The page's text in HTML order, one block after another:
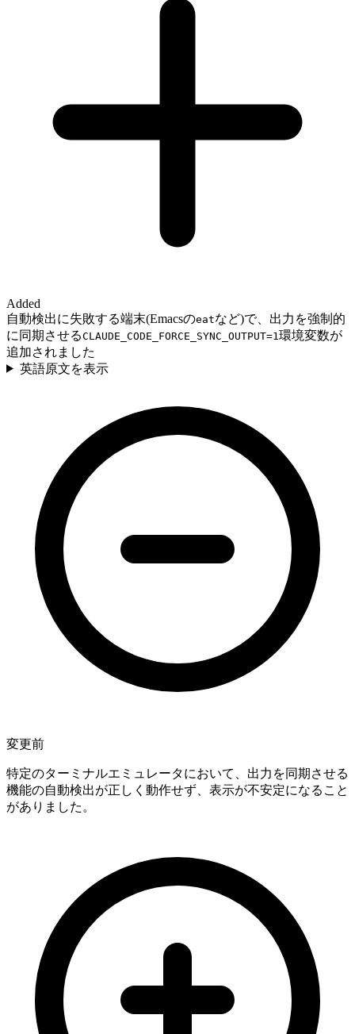
Added
自動検出に失敗する端末(Emacsのeatなど)で、出力を強制的
に同期させるCLAUDE_CODE_FORCE_SYNC_OUTPUT=1 環境変数が
追加されました
英語原文を表示
変更前
特定のターミナルエミュレータにおいて、出力を同期させる
機能の自動検出が正しく動作せず、表示が不安定になること
がありました。